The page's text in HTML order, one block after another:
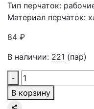
Тип перчаток:
Материал перчаток:
84 ₽
В наличии: 221 (пар)
-
В корзину